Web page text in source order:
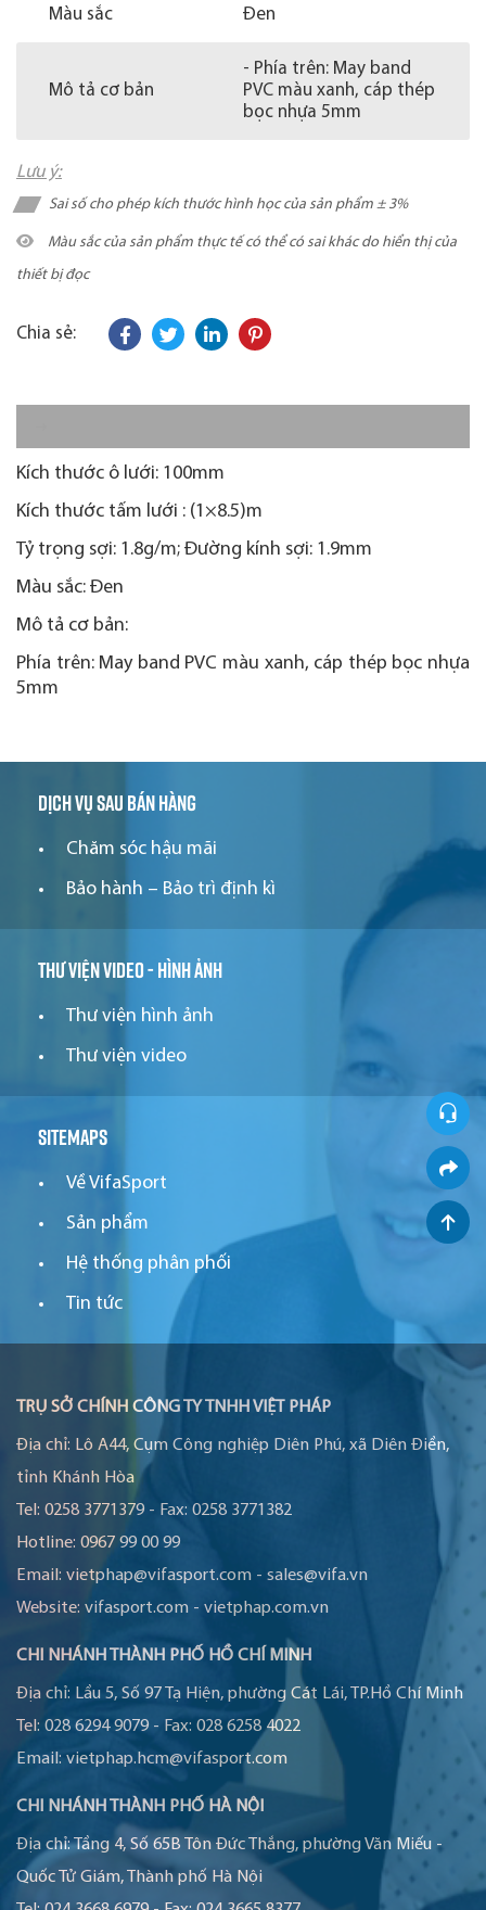
Màu sắc Đen
Mô tả cơ bản
- Phía trên: May band
PVC màu xanh, cáp thép
bọc nhựa 5mm
Lưu ý:
Sai số cho phép kích thước hình học của sản phẩm ± 3%
Màu sắc của sản phẩm thực tế có thể có sai khác do hiển thị của
thiết bị đọc
Chia sẻ:
Kích thước ô lưới: 100mm
Kích thước tấm lưới : (1×8.5)m
Tỷ trọng sợi: 1.8g/m; Đường kính sợi: 1.9mm
Màu sắc: Đen
Mô tả cơ bản:
Phía trên: May band PVC màu xanh, cáp thép bọc nhựa
5mm
Dịch vụ sau bán hàng
Chăm sóc hậu mãi
Bảo hành – Bảo trì định kì
Thư viện video - hình ảnh
Thư viện hình ảnh
Thư viện video
Sitemaps
Về VifaSport
Sản phẩm
Hệ thống phân phối
Tin tức
TRỤ SỞ CHÍNH CÔNG TY TNHH VIỆT PHÁP
Địa chỉ: Lô A44, Cụm Công nghiệp Diên Phú, xã Diên Điền,
tỉnh Khánh Hòa
Tel: 0258 3771379 - Fax: 0258 3771382
Hotline: 0967 99 00 99
Email: vietphap@vifasport.com - sales@vifa.vn
Website: vifasport.com - vietphap.com.vn
CHI NHÁNH THÀNH PHỐ HỒ CHÍ MINH
Địa chỉ: Lầu 5, Số 97 Tạ Hiện, phường Cát Lái, TP.Hồ Chí Minh
Tel: 028 6294 9079- Fax: 028 6258 4022
Email: vietphap.hcm@vifasport.com
CHI NHÁNH THÀNH PHỐ HÀ NỘI
Địa chỉ:Tầng 4, Số 65B Tôn Đức Thắng, phường Văn Miếu -
Quốc Tử Giám, Thành phố Hà Nội